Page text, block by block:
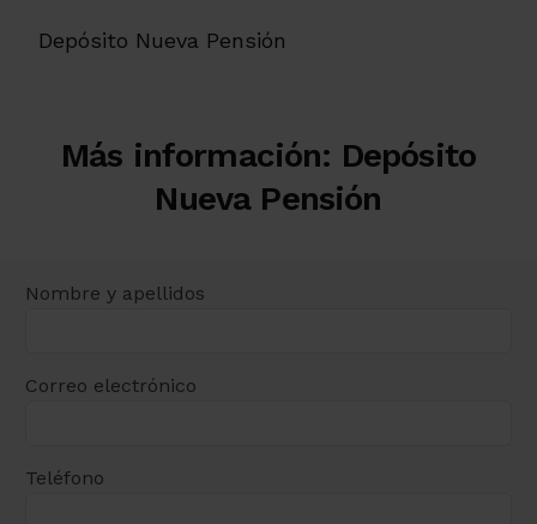
Depósito Nueva Pensión
Más información: Depósito
Nueva Pensión
Nombre y apellidos
Correo electrónico
Teléfono